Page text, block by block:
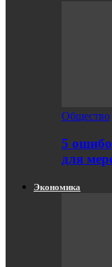
Общество
5
для
Экономика